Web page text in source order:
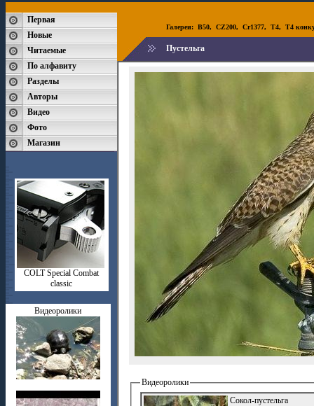
Первая
Новые
Читаемые
По алфавиту
Разделы
Авторы
Видео
Фото
Магазин
СOLT Special Combat
classic
Видеоролики
Галереи: B50, CZ200, Cr1377, T4, T4
Пустельга
Видеоролики
Сокол-пустельга